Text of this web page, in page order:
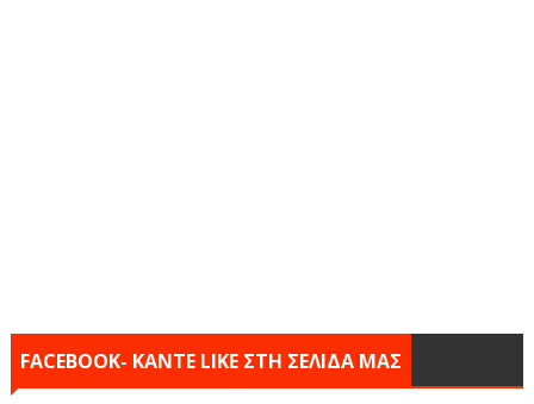
FACEBOOK- KANTE LIKE ΣΤΗ ΣΕΛΙΔΑ ΜΑΣ